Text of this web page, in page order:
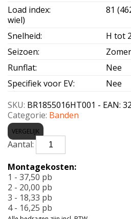
Load index:
81
wiel)
Snelheid:
H tot
Seizoen:
Runflat:
Nee
Specifiek voor EV:
Nee
SKU: BR1855016HT001 - EAN:
Categorie: Banden
VERGELIJK
BRIDGESTONE-
T001
R16
81H
aantal
Montagekosten:
1 - 37,50 pb
2 - 20,00 pb
3 - 18,33 pb
4 - 16,25 pb